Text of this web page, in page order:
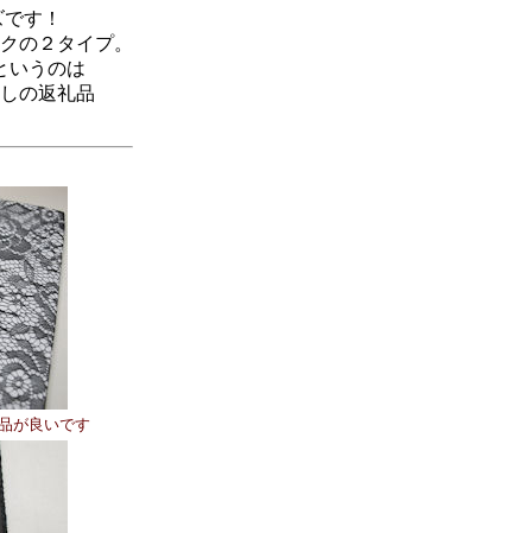
す！
の２タイプ。
いうのは
の返礼品
が良いです